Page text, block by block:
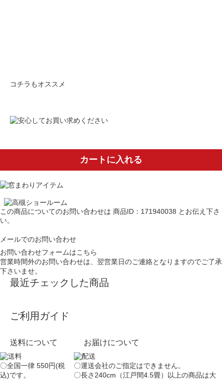
コチラもオススメ
カートに入れる
この商品についてのお問い合わせは 商品ID：171940038 とお伝え下さ
い。
メールでのお問い合わせ
お問い合わせフォームはこちら
営業時間外のお問い合わせは、翌営業日のご連絡となりますのでご了承
下さいませ。
最近チェックした商品
ご利用ガイド
送料について
〇全国一律 550円(税
込)です。
お届けについて
〇運送会社のご指定はできません。
〇長さ240cm（江戸間4.5畳）以上の商品は大